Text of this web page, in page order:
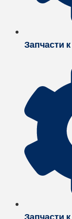
Запчасти